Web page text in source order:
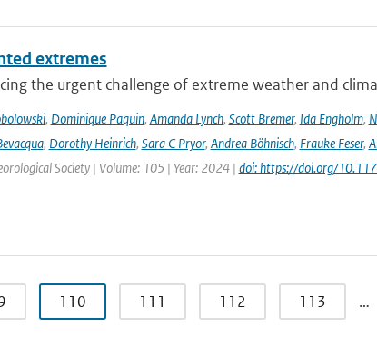
extremes
the urgent challenge of extreme weather and
, Dominique Paquin, Amanda Lynch, Scott Bremer, Ida Engholm,
, Dorothy Heinrich, Sara C Pryor, Andrea Böhnisch, Frauke Feser,
Society | Volume: 105 | Year: 2024 | doi: https://doi.org/
110 111 112 113 …